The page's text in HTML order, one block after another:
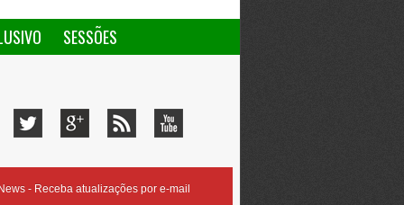
SESSÕES
- Receba atualizações por e-mail